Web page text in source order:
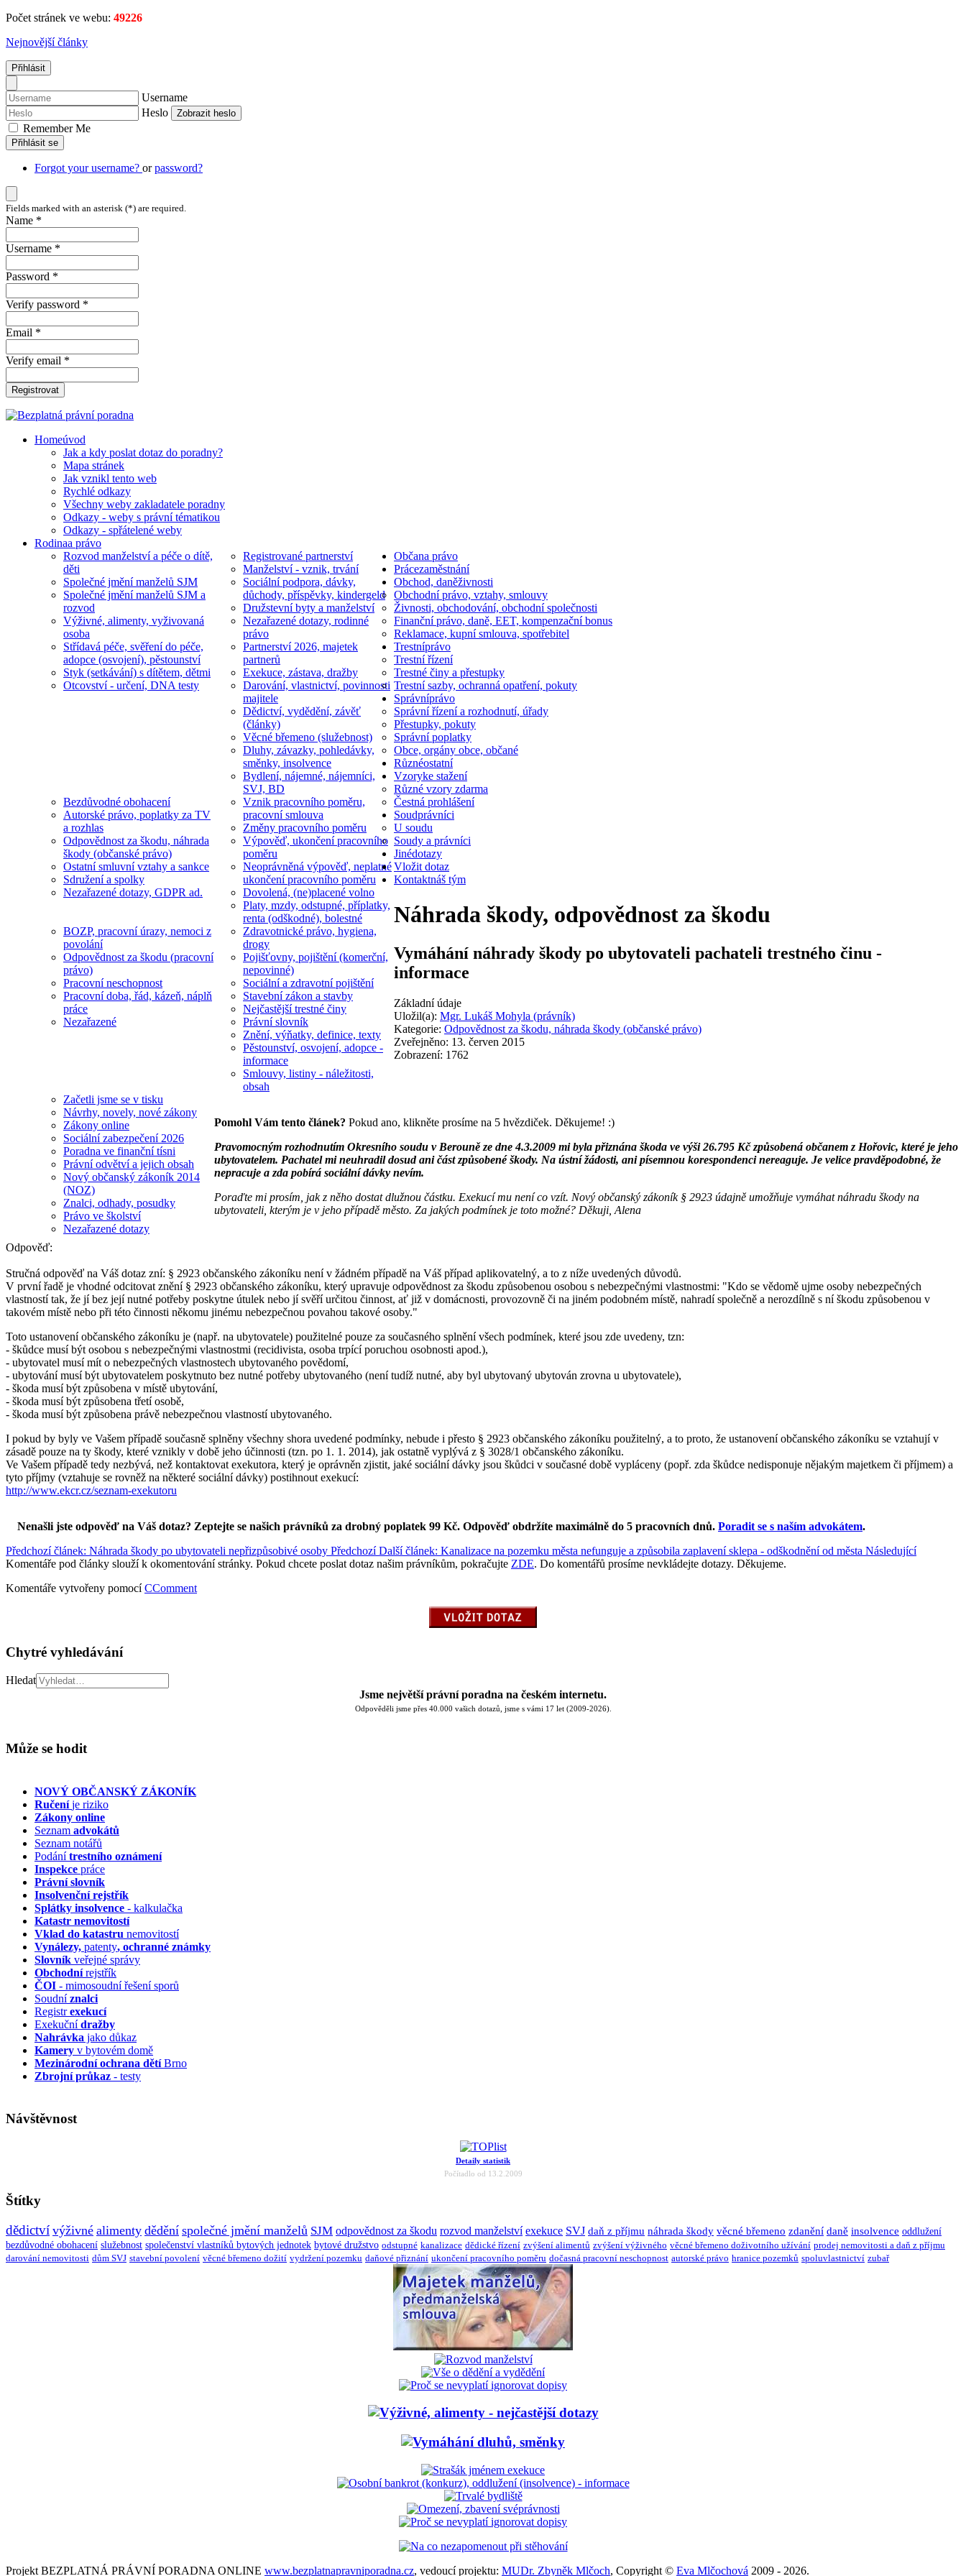
Počet stránek ve webu: 49226
Nejnovější články
Přihlásit
Username
Heslo
Zobrazit heslo
Remember Me
Přihlásit se
Forgot your username? orpassword?
Fields marked with an asterisk (*) are required.
Name *
Username *
Password *
Verify password *
Email *
Verify email *
Registrovat
Homeúvod
Jak a kdy poslat dotaz do poradny?
Mapa stránek
Jak vznikl tento web
Rychlé odkazy
Všechny weby zakladatele poradny
Odkazy - weby s právní tématikou
Odkazy - spřátelené weby
Rodinaa právo
Rozvod manželství a péče o dítě,
děti
Společné jmění manželů SJM
Společné jmění manželů SJM a
rozvod
Výživné, alimenty, vyživovaná
osoba
Střídavá péče, svěření do péče,
adopce (osvojení), pěstounství
Styk (setkávání) s dítětem, dětmi
Otcovství - určení, DNA testy
Registrované partnerství
Manželství - vznik, trvání
Sociální podpora, dávky,
důchody, příspěvky, kindergeld
Družstevní byty a manželství
Nezařazené dotazy, rodinné
právo
Partnerství 2026, majetek
partnerů
Občana právo
Exekuce, zástava, dražby
Darování, vlastnictví, povinnosti
majitele
Dědictví, vydědění, závěť
(články)
Věcné břemeno (služebnost)
Dluhy, závazky, pohledávky,
směnky, insolvence
Bydlení, nájemné, nájemníci,
SVJ, BD
Bezdůvodné obohacení
Autorské právo, poplatky za TV
a rozhlas
Odpovědnost za škodu, náhrada
škody (občanské právo)
Ostatní smluvní vztahy a sankce
Sdružení a spolky
Nezařazené dotazy, GDPR ad.
Prácezaměstnání
Vznik pracovního poměru,
pracovní smlouva
Změny pracovního poměru
Výpověď, ukončení pracovního
poměru
Neoprávněná výpověď, neplatné
ukončení pracovního poměru
Dovolená, (ne)placené volno
Platy, mzdy, odstupné, příplatky,
renta (odškodné), bolestné
BOZP, pracovní úrazy, nemoci z
povolání
Odpovědnost za škodu (pracovní
právo)
Pracovní neschopnost
Pracovní doba, řád, kázeň, náplň
práce
Nezařazené
Obchod, daněživnosti
Obchodní právo, vztahy, smlouvy
Živnosti, obchodování, obchodní společnosti
Finanční právo, daně, EET, kompenzační bonus
Reklamace, kupní smlouva, spotřebitel
Trestníprávo
Trestní řízení
Trestné činy a přestupky
Trestní sazby, ochranná opatření, pokuty
Správníprávo
Správní řízení a rozhodnutí, úřady
Přestupky, pokuty
Správní poplatky
Obce, orgány obce, občané
Různéostatní
Zdravotnické právo, hygiena,
drogy
Pojišťovny, pojištění (komerční,
nepovinné)
Sociální a zdravotní pojištění
Stavební zákon a stavby
Nejčastější trestné činy
Právní slovník
Znění, výňatky, definice, texty
Pěstounství, osvojení, adopce -
informace
Smlouvy, listiny - náležitosti,
obsah
Začetli jsme se v tisku
Návrhy, novely, nové zákony
Zákony online
Sociální zabezpečení 2026
Poradna ve finanční tísni
Právní odvětví a jejich obsah
Nový občanský zákoník 2014
(NOZ)
Znalci, odhady, posudky
Právo ve školství
Nezařazené dotazy
Vzoryke stažení
Různé vzory zdarma
Čestná prohlášení
Soudprávníci
U soudu
Soudy a právníci
Jinédotazy
Vložit dotaz
Kontaktnáš tým
Náhrada škody, odpovědnost za škodu
Vymáhání náhrady škody po ubytovateli pachateli trestného činu -
informace
Základní údaje
Uložil(a): Mgr. Lukáš Mohyla (právník)
Kategorie: Odpovědnost za škodu, náhrada škody (občanské právo)
Zveřejněno: 13. červen 2015
Zobrazení: 1762
Pomohl Vám tento článek? Pokud ano, klikněte prosíme na 5 hvězdiček. Děkujeme! :)
Pravomocným rozhodnutím Okresního soudu v Berouně ze dne 4.3.2009 mi byla přiznána škoda ve výši 26.795 Kč způsobená občanem z Hořovic, které je jeho
ubytovatelem. Pachatel mi neuhradil dosud ani část způsobené škody. Na ústní žádosti, ani písemnou korespondenci nereaguje. Je velice pravděpodobné, že
nepracuje a zda pobírá sociální dávky nevím.
Poraďte mi prosím, jak z něho dostat dlužnou částku. Exekucí mu není co vzít. Nový občanský zákoník § 2923 údajně umožňuje vymáhat náhradu škody na
ubytovateli, kterým je v jeho případě město. Za jakých podmínek je toto možné? Děkuji, Alena
Odpověď:
Stručná odpověď na Váš dotaz zní: § 2923 občanského zákoníku není v žádném případě na Váš případ aplikovatelný, a to z níže uvedených důvodů.
V první řadě je vhodné odcitovat znění § 2923 občanského zákoníku, který upravuje odpovědnost za škodu způsobenou osobou s nebezpečnými vlastnostmi: "Kdo se vědomě ujme osoby nebezpečných
vlastností tak, že jí bez její nutné potřeby poskytne útulek nebo jí svěří určitou činnost, ať již v domácnosti, provozovně či na jiném podobném místě, nahradí společně a nerozdílně s ní škodu způsobenou v
takovém místě nebo při této činnosti někomu jinému nebezpečnou povahou takové osoby."
Toto ustanovení občanského zákoníku je (např. na ubytovatele) použitelné pouze za současného splnění všech podmínek, které jsou zde uvedeny, tzn:
- škůdce musí být osobou s nebezpečnými vlastnostmi (recidivista, osoba trpící poruchou osobnosti apod.),
- ubytovatel musí mít o nebezpečných vlastnostech ubytovaného povědomí,
- ubytování musí být ubytovatelem poskytnuto bez nutné potřeby ubytovaného (není tudíž nutné, aby byl ubytovaný ubytován zrovna u ubytovatele),
- škoda musí být způsobena v místě ubytování,
- škoda musí být způsobena třetí osobě,
- škoda musí být způsobena právě nebezpečnou vlastností ubytovaného.
I pokud by byly ve Vašem případě současně splněny všechny shora uvedené podmínky, nebude i přesto § 2923 občanského zákoníku použitelný, a to proto, že ustanovení občanského zákoníku se vztahují v
zásadě pouze na ty škody, které vznikly v době jeho účinnosti (tzn. po 1. 1. 2014), jak ostatně vyplývá z § 3028/1 občanského zákoníku.
Ve Vašem případě tedy nezbývá, než kontaktovat exekutora, který je oprávněn zjistit, jaké sociální dávky jsou škůdci v současné době vypláceny (popř. zda škůdce nedisponuje nějakým majetkem či příjmem) a
tyto příjmy (vztahuje se rovněž na některé sociální dávky) postihnout exekucí:
http://www.ekcr.cz/seznam-exekutoru
Nenašli jste odpověď na Váš dotaz? Zeptejte se našich právníků za drobný poplatek 99 Kč. Odpověď obdržíte maximálně do 5 pracovních dnů. Poradit se s naším advokátem.
Předchozí článek: Náhrada škody po ubytovateli nepřizpůsobivé osoby Předchozí Další článek: Kanalizace na pozemku města nefunguje a způsobila zaplavení sklepa - odškodnění od města Následující
Komentáře pod články slouží k okomentování stránky. Pokud chcete poslat dotaz našim právníkům, pokračujte ZDE. Do komentářů prosíme nevkládejte dotazy. Děkujeme.
Komentáře vytvořeny pomocíCComment
Chytré vyhledávání
Hledat
Jsme největší právní poradna na českém internetu.
Odpověděli jsme přes 40.000 vašich dotazů, jsme s vámi 17 let (2009-2026).
Může se hodit
NOVÝ OBČANSKÝ ZÁKONÍK
Ručeníje riziko
Zákony online
Seznam advokátů
Seznam notářů
Podánítrestního oznámení
Inspekce práce
Právní slovník
Insolvenčnírejstřík
Splátky insolvence - kalkulačka
Katastr nemovitostí
Vklad do katastru nemovitostí
Vynálezy, patenty, ochranné známky
Slovník veřejné správy
Obchodnírejstřík
ČOI - mimosoudní řešení sporů
Soudníznalci
Registrexekucí
Exekučnídražby
Nahrávka jako důkaz
Kamery v bytovém domě
Mezinárodní ochrana dětíBrno
Zbrojní průkaz - testy
Návštěvnost
Detaily statistik
Počítadlo od 13.2.2009
Štítky
dědictví výživné alimenty dědění společné jmění manželů SJM odpovědnost za škodu rozvod manželství exekuce SVJ daň z příjmu náhrada škody věcné břemeno zdanění daně insolvence oddlužení
bezdůvodné obohacení služebnost společenství vlastníků bytových jednotek bytové družstvo odstupné kanalizace dědické řízení zvýšení alimentů zvýšení výživného věcné břemeno doživotního užívání prodej nemovitosti a daň z příjmu
darování nemovitosti dům SVJ stavební povolení věcné břemeno dožití vydržení pozemku daňové přiznání ukončení pracovního poměru dočasná pracovní neschopnost autorské právo hranice pozemků spoluvlastnictví zubař
Projekt BEZPLATNÁ PRÁVNÍ PORADNA ONLINE www.bezplatnapravniporadna.cz, vedoucí projektu: MUDr. Zbyněk Mlčoch, Copyright © Eva Mlčochová 2009 - 2026.